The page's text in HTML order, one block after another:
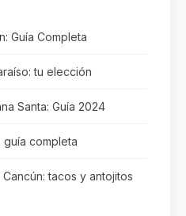
Guía Completa
tu elección
Santa: Guía 2024
guía completa
tacos y antojitos